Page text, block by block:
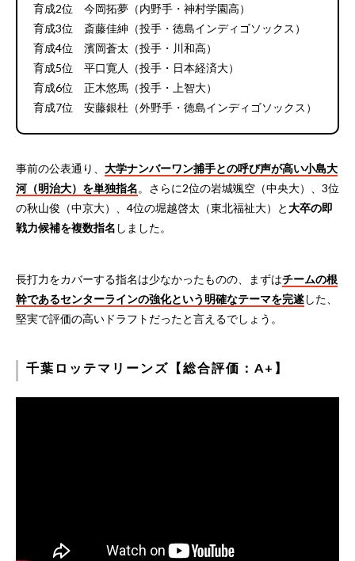
育成2位 今岡拓夢（内野手・神村学園高）
育成3位 斎藤佳紳（投手・徳島インディゴソックス）
育成4位 濱岡蒼太（投手・川和高）
育成5位 平口寛人（投手・日本経済大）
育成6位 正木悠馬（投手・上智大）
育成7位 安藤銀杜（外野手・徳島インディゴソックス）
事前の公表通り、 大学ナンバーワン捕手との呼び声が高い小島大
河（明治大）を単独指名。さらに2位の岩城颯空（中央大）、3位
の秋山俊（中京大）、4位の堀越啓太（東北福祉大）と大卒の即
戦力候補を複数指名 しました。
長打力をカバーする指名は少なかったものの、まずはチームの根
幹であるセンターラインの強化という明確なテーマを完遂した、
堅実で評価の高いドラフトだったと言えるでしょう。
千葉ロッテマリーンズ【総合評価：A+】